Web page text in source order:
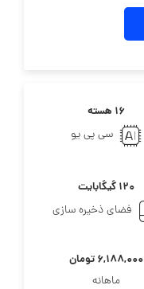
۱۶ هسته
سی پی یو
۱۲۰ گیگابایت
فضای ذخیره سازی
۶,۱۸۸,۰۰۰ تومان
ماهانه